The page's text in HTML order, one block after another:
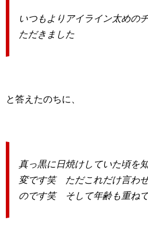
いつもよりアイライン太めの
ただきました
と答えたのちに、
真っ黒に日焼けしていた頃を
変です笑 ただこれだけ言わ
のです笑 そして年齢も重ね